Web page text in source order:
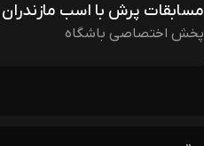
مسابقات پرش با اسب مازندران
پخش اختصاصی باشگاه